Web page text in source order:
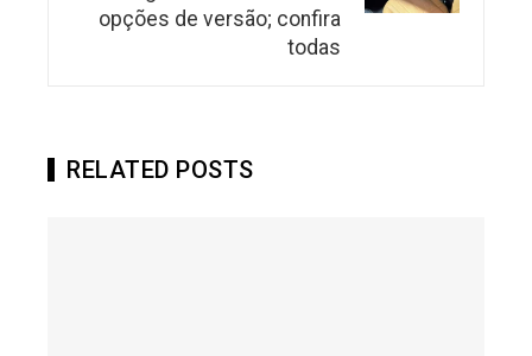
opções de versão; confira
todas
RELATED POSTS